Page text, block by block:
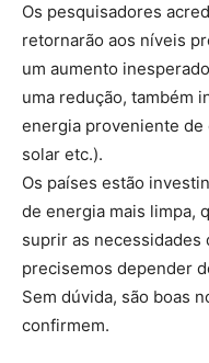
Os pesquisadores
retornarão aos níveis
um aumento
uma redução, também
energia proveniente
solar etc.).
Os países estão
de energia mais limpa,
suprir as necessidades
precisemos depender
Sem dúvida, são boas
confirmem.